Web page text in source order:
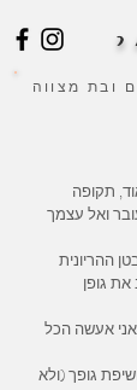
ובת מצווה
תקופה
ואל עצמך
ההריונית
גופן
אעשה הכל
גופך (ולא